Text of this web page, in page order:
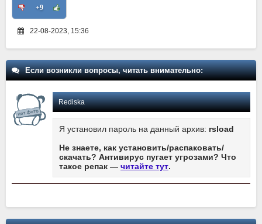
+9
22-08-2023, 15:36
Если возникли вопросы, читать внимательно:
Rediska
Я установил пароль на данный архив: rsload
Не знаете, как установить/распаковать/
скачать? Антивирус пугает угрозами? Что
такое репак — читайте тут.